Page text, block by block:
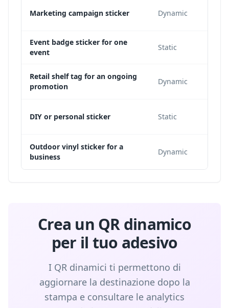
Marketing campaign sticker Dynamic
Event badge sticker for one
event
Static
Retail shelf tag for an ongoing
promotion
Dynamic
DIY or personal sticker Static
Outdoor vinyl sticker for a
business
Dynamic
Crea un QR dinamico
per il tuo adesivo
I QR dinamici ti permettono di
aggiornare la destinazione dopo la
stampa e consultare le analytics